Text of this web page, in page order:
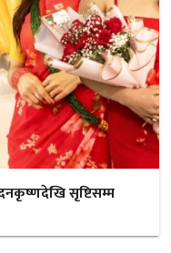
सृष्टिसम्म